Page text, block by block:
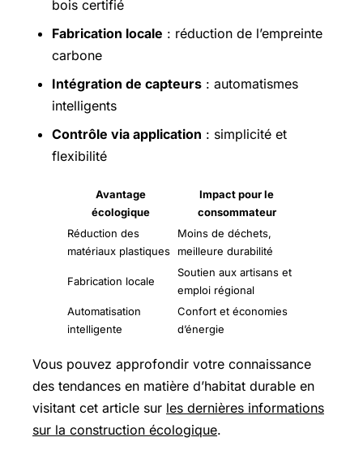
bois certifié
Fabrication locale : réduction de l’empreinte
carbone
Intégration de capteurs : automatismes
intelligents
Contrôle via application : simplicité et
flexibilité
Avantage
écologique
Impact pour le
consommateur
Réduction des
matériaux plastiques
Moins de déchets,
meilleure durabilité
Fabrication locale
Soutien aux artisans et
emploi régional
Automatisation
intelligente
Confort et économies
d’énergie
Vous pouvez approfondir votre connaissance
des tendances en matière d’habitat durable en
visitant cet article sur les dernières informations
sur la construction écologique.